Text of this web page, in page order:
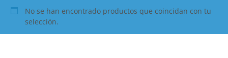
No se han encontrado productos que coincidan con tu
selección.